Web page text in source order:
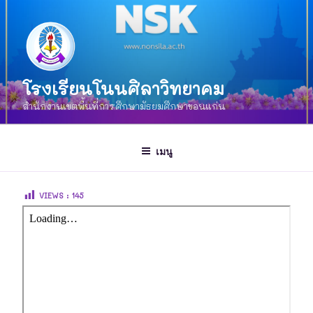
โรงเรียนโนนศิลาวิทยาคม
สำนักงานเขตพื้นที่การศึกษามัธยมศึกษาขอนแก่น
เมนู
VIEWS : 145